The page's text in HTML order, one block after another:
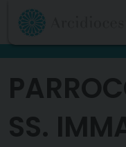
Skip
content
SS.